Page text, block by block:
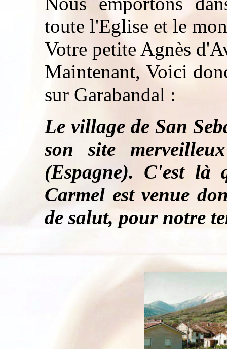
toute l'Eglise et le
Votre petite Agnès
Maintenant, Voici
sur Garabandal :
Le village de San
son site
(Espagne). C'est là
Carmel est venue
de salut, pour notre